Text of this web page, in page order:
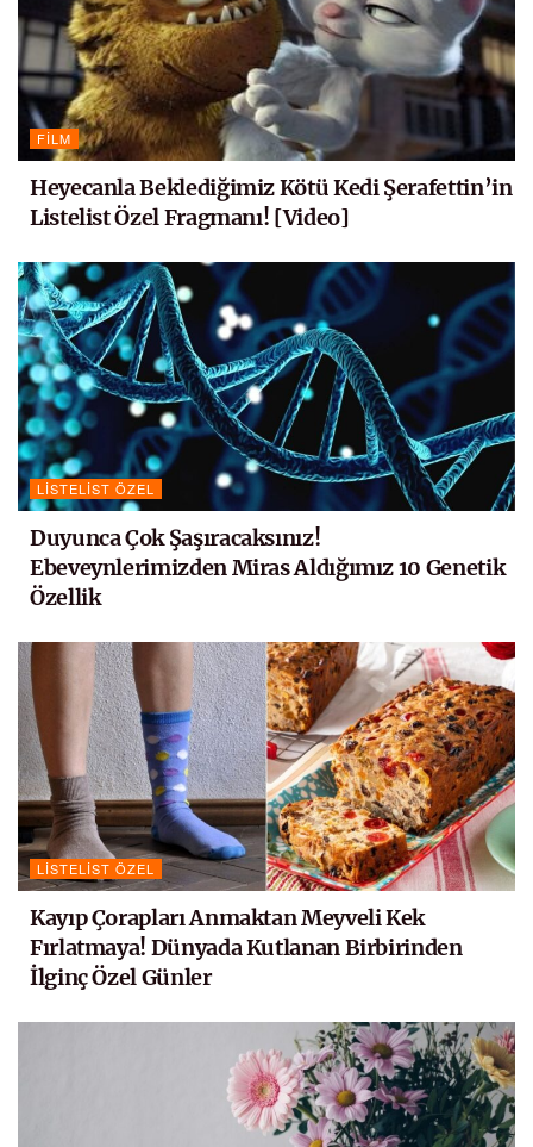
FILM
Heyecanla Beklediğimiz Kötü Kedi Şerafettin’in
Listelist Özel Fragmanı! [Video]
LISTELIST ÖZEL
Duyunca Çok Şaşıracaksınız!
Ebeveynlerimizden Miras Aldığımız 10 Genetik
Özellik
LISTELIST ÖZEL
Kayıp Çorapları Anmaktan Meyveli Kek
Fırlatmaya! Dünyada Kutlanan Birbirinden
İlginç Özel Günler